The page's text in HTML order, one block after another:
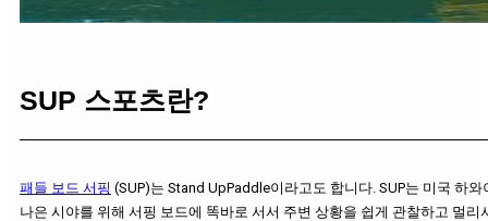
SUP 스포츠란?
패들 보드 서핑 (SUP)는 Stand UpPaddle이라고도 합니다. SUP는 미국 하
나은 시야를 위해 서핑 보드에 똑바로 서서 주변 상황을 쉽게 관찰하고 멀